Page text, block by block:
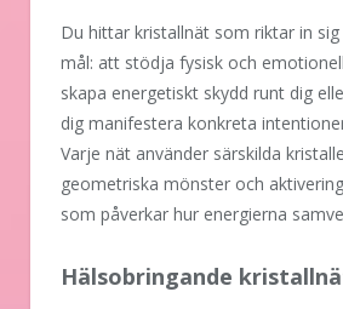
Du hittar kristallnät som riktar in sig
mål: att stödja fysisk och
skapa energetiskt skydd runt dig
dig manifestera konkreta
Varje nät använder särskilda
geometriska mönster och
som påverkar hur energierna
Hälsobringande